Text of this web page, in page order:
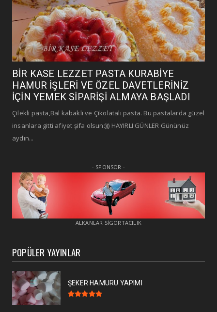
BİR KASE LEZZET PASTA KURABİYE
HAMUR İŞLERİ VE ÖZEL DAVETLERİNİZ
İÇİN YEMEK SİPARİŞİ ALMAYA BAŞLADI
Çilekli pasta,Bal kabaklı ve Çikolatalı pasta. Bu pastalarda güzel
insanlara gitti afiyet şifa olsun:))) HAYIRLI GÜNLER Gününüz
aydın...
- SPONSOR -
ALKANLAR SİGORTACILIK
POPÜLER YAYINLAR
ŞEKER HAMURU YAPIMI